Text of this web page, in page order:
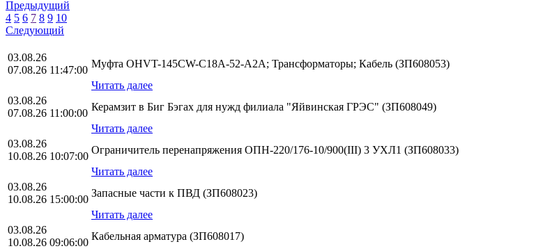
Предыдущий
4 5 6 7 8 9 10
Следующий
03.08.26
07.08.26 11:47:00
Муфта OHVT-145CW-C18A-52-A2A; Трансформаторы; Кабель (ЗП608053)
Читать далее
03.08.26
07.08.26 11:00:00
Керамзит в Биг Бэгах для нужд филиала "Яйвинская ГРЭС" (ЗП608049)
Читать далее
03.08.26
10.08.26 10:07:00
Ограничитель перенапряжения ОПН-220/176-10/900(III) 3 УХЛ1 (ЗП608033)
Читать далее
03.08.26
10.08.26 15:00:00
Запасные части к ПВД (ЗП608023)
Читать далее
03.08.26
10.08.26 09:06:00
Кабельная арматура (ЗП608017)